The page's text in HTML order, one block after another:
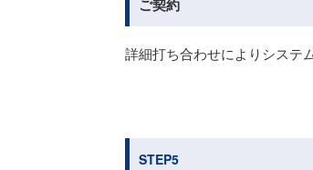
ご契約
詳細打ち合わせによりシステ
STEP5